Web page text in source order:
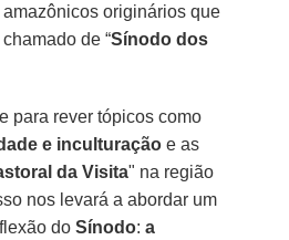
originários que
de “Sínodo dos
para rever tópicos como
e inculturação e as
da Visita" na região
nos levará a abordar um
doSínodo:a